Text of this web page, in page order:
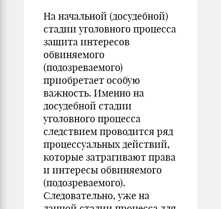
На начальной (досудебной)
стадии уголовного процесса
защита интересов
обвиняемого
(подозреваемого)
приобретает особую
важность. Именно на
досудебной стадии
уголовного процесса
следствием проводится ряд
процессуальных действий,
которые затрагивают права
и интересы обвиняемого
(подозреваемого).
Следовательно, уже на